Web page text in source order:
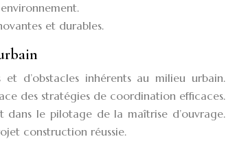
et durables.
d’obstacles inhérents au milieu urbain.
des stratégies de coordination efficaces.
dans le pilotage de la maîtrise d’ouvrage.
construction réussie.